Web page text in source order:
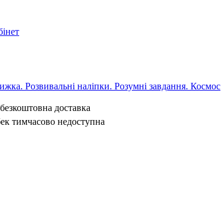
Розвивальні наліпки. Розумні завдання. Космос
доставка
тимчасово недоступна